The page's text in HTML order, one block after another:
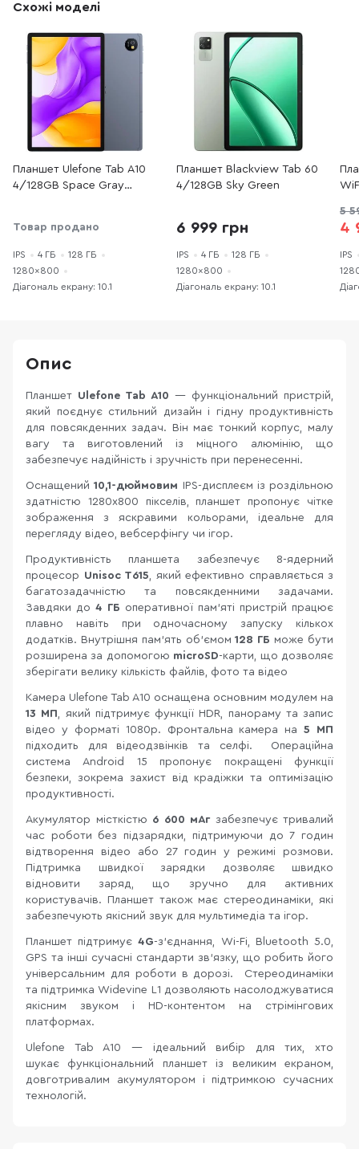
Схожі моделі
Планшет Ulefone Tab A10
4/128GB Space Gray
Товар продано
IPS 4 ГБ
128 ГБ
1280×800
Діагональ екрану: 10.1
Планшет Blackview Tab 60
4/128GB Sky Green
6 999 грн
IPS 4 ГБ
128 ГБ
1280×800
Діагональ екрану: 10.1
5
4
IPS
Опис
Планшет Ulefone Tab A10 — функціональний пристрій,
який поєднує стильний дизайн і гідну продуктивність
для повсякденних задач. Він має тонкий корпус, малу
вагу та виготовлений із міцного алюмінію, що
забезпечує надійність і зручність при перенесенні.
Оснащений10,1-дюймовим IPS-дисплеєм із роздільною
здатністю 1280x800 пікселів, планшет пропонує чітке
зображення з яскравими кольорами, ідеальне для
перегляду відео, вебсерфінгу чи ігор.
Продуктивність планшета забезпечує 8-ядерний
процесор Unisoc T615, який ефективно справляється з
багатозадачністю та повсякденними задачами.
Завдяки до 4 ГБ оперативної пам’яті пристрій працює
плавно навіть при одночасному запуску кількох
додатків. Внутрішня пам’ять об’ємом128 ГБможе бути
розширена за допомогою microSD-карти, що дозволяє
зберігати велику кількість файлів, фото та відео
Камера Ulefone Tab A10 оснащена основним модулем на
13 МП, який підтримує функції HDR, панораму та запис
відео у форматі 1080p. Фронтальна камера на 5 МП
підходить для відеодзвінків та селфі. Операційна
система Android 15 пропонує покращені функції
безпеки, зокрема захист від крадіжки та оптимізацію
продуктивності.
Акумулятор місткістю 6 600 мАгзабезпечує тривалий
час роботи без підзарядки, підтримуючи до 7 годин
відтворення відео або 27 годин у режимі розмови.
Підтримка швидкої зарядки дозволяє швидко
відновити заряд, що зручно для активних
користувачів. Планшет також має стереодинаміки, які
забезпечують якісний звук для мультимедіа та ігор.
Планшет підтримує4G-з’єднання, Wi-Fi, Bluetooth 5.0,
GPS та інші сучасні стандарти зв’язку, що робить його
універсальним для роботи в дорозі. Стереодинаміки
та підтримка Widevine L1 дозволяють насолоджуватися
якісним звуком і HD-контентом на стрімінгових
платформах.
Ulefone Tab A10 — ідеальний вибір для тих, хто
шукає функціональний планшет із великим екраном,
довготривалим акумулятором і підтримкою сучасних
технологій.